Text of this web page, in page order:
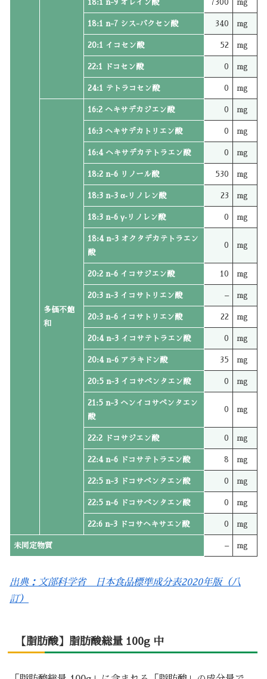
18:1 n-9 オレイン酸 7300 mg
18:1 n-7 シス-バクセン酸 340 mg
20:1 イコセン酸 52 mg
22:1 ドコセン酸 0 mg
24:1 テトラコセン酸 0 mg
多価不飽
和
16:2 ヘキサデカジエン酸 0 mg
16:3 ヘキサデカトリエン酸 0 mg
16:4 ヘキサデカテトラエン酸 0 mg
18:2 n-6 リノール酸 530 mg
18:3 n-3 α‐リノレン酸 23 mg
18:3 n-6 γ‐リノレン酸 0 mg
18:4 n-3 オクタデカテトラエン
酸
0 mg
20:2 n-6 イコサジエン酸 10 mg
20:3 n-3 イコサトリエン酸 – mg
20:3 n-6 イコサトリエン酸 22 mg
20:4 n-3 イコサテトラエン酸 0 mg
20:4 n-6 アラキドン酸 35 mg
20:5 n-3 イコサペンタエン酸 0 mg
21:5 n-3 ヘンイコサペンタエン
酸
0 mg
22:2 ドコサジエン酸 0 mg
22:4 n-6 ドコサテトラエン酸 8 mg
22:5 n-3 ドコサペンタエン酸 0 mg
22:5 n-6 ドコサペンタエン酸 0 mg
22:6 n-3 ドコサヘキサエン酸 0 mg
未同定物質 – mg
出典：文部科学省 日本食品標準成分表2020年版（八
訂）
【脂肪酸】脂肪酸総量 100g 中